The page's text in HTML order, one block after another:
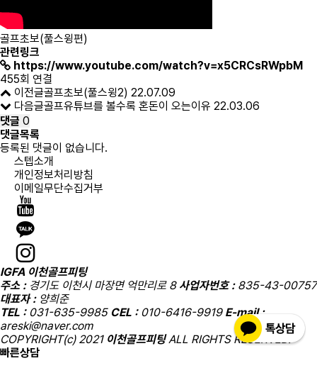
골프초보(풀스윙편)
관련링크
https://www.youtube.com/watch?v=x5CRCsRWpbM
455회 연결
이전글골프초보(풀스윙2) 22.07.09
다음글골프유튜브를 볼수록 혼돈이 오는이유 22.03.06
댓글 0
댓글목록
등록된 댓글이 없습니다.
스텝소개
개인정보처리방침
이메일무단수집거부
IGFA 이천골프피팅
주소 : 경기도 이천시 마장면 억만리로 8 사업자번호 : 835-43-00757
대표자 : 양희준
TEL : 031-635-9985 CEL : 010-6416-9919 E-mail :
areski@naver.com
COPYRIGHT(c) 2021 이천골프피팅ALL RIGHTS RESERVED.
빠른상담